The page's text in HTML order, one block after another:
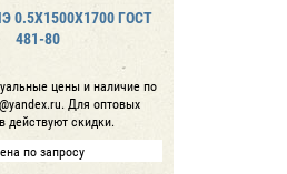
0.5Х1500Х1700 ГОСТ
481-80
цены и наличие по
Для оптовых
действуют скидки.
по запросу